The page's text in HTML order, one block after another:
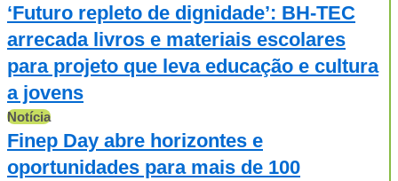
‘Futuro repleto de dignidade’: BH-TEC
arrecada livros e materiais escolares
para projeto que leva educação e cultura
a jovens
Notícia
Finep Day abre horizontes e
oportunidades para mais de 100